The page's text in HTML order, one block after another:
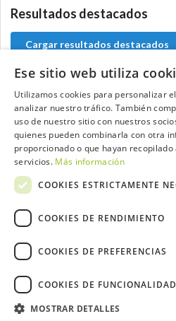
Resultados destacados
Cargar resultados destacados
Contacta con el
Opina
2026 ©NextCaddy.
Ese sitio web utiliza
Utilizamos cookies para personalizar
analizar nuestro tráfico. También
uso de nuestro sitio con nuestros
quienes pueden combinarla con otra
proporcionado o que hayan
servicios. Más información
COOKIES ESTRICTAMENTE
COOKIES DE RENDIMIENTO
COOKIES DE PREFERENCIAS
COOKIES DE FUNCIONALIDAD
MOSTRAR DETALLES